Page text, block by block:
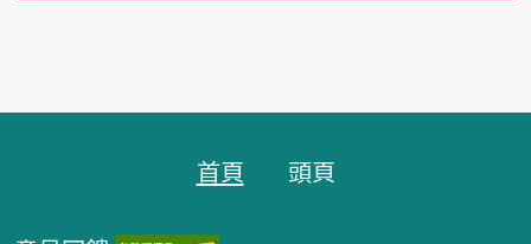
首頁 頭頁